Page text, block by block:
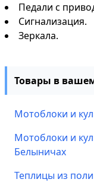
Педали с
Сигнализация.
Зеркала.
Товары в
Мотоблоки и
Мотоблоки и
Белыничах
Теплицы из